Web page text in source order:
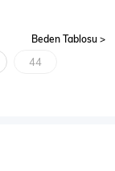
Beden Tablosu
44